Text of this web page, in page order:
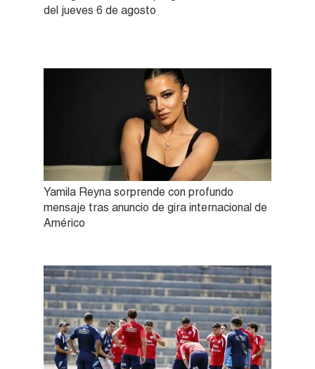
del jueves 6 de agosto
Yamila Reyna sorprende con profundo
mensaje tras anuncio de gira internacional de
Américo